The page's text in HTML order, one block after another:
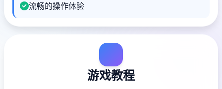
流畅的操作体验
游戏教程